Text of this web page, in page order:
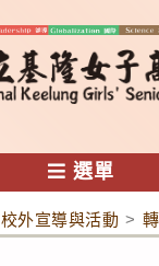
選單
校外宣導與活動 >